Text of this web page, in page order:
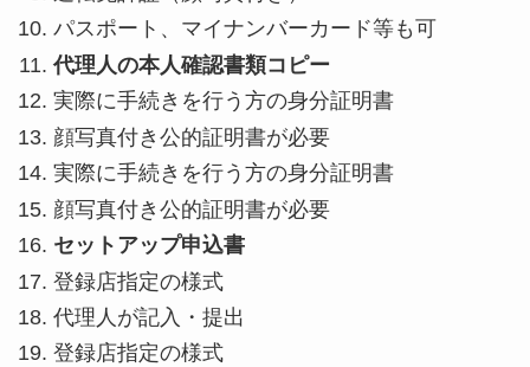
パスポート、マイナンバーカード等も可
代理人の本人確認書類コピー
実際に手続きを行う方の身分証明書
顔写真付き公的証明書が必要
実際に手続きを行う方の身分証明書
顔写真付き公的証明書が必要
セットアップ申込書
登録店指定の様式
代理人が記入・提出
登録店指定の様式